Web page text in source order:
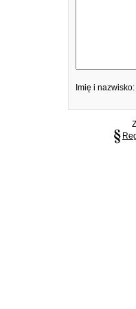
Imię i nazwisko: